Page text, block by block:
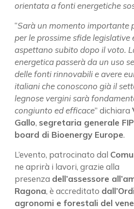
orientata a fonti energetiche
“Sarà un momento importante
per le prossime sfide legislative
aspettano subito dopo il voto.
energetica passerà da un uso
delle fonti rinnovabili e avere
italiani che conoscono già il
legnose vergini sarà
congiunto ed efficace” dichiara
Gallo, segretaria generale
board di Bioenergy Europe.
L’evento, patrocinato dal
ne aprirà i lavori, grazie alla
presenza dell’assessore
Ragona, è accreditato
agronomi e forestali del